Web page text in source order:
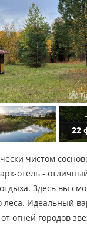
22
чистом
отель -
Здесь вы
леса. Идеальный
огней городов